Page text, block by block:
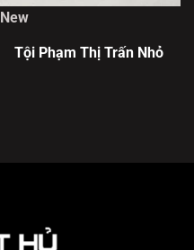
New
Tội Phạm Thị Trấn Nhỏ